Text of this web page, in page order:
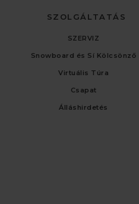
SZOLGÁLTATÁS
SZERVIZ
Snowboard és Sí Kölcsönző
Virtuális Túra
Csapat
Álláshirdetés